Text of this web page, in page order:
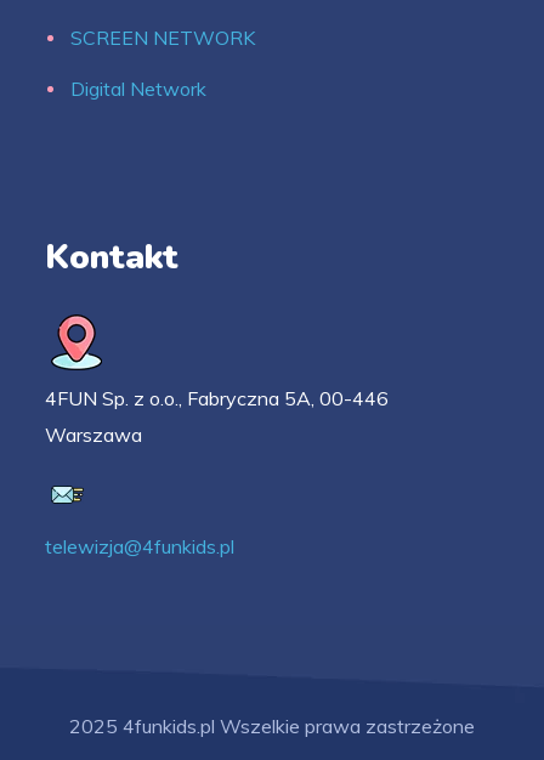
SCREEN NETWORK
Digital Network
Kontakt
4FUN Sp. z o.o., Fabryczna 5A, 00-446
Warszawa
telewizja@4funkids.pl
2025 4funkids.pl Wszelkie prawa zastrzeżone